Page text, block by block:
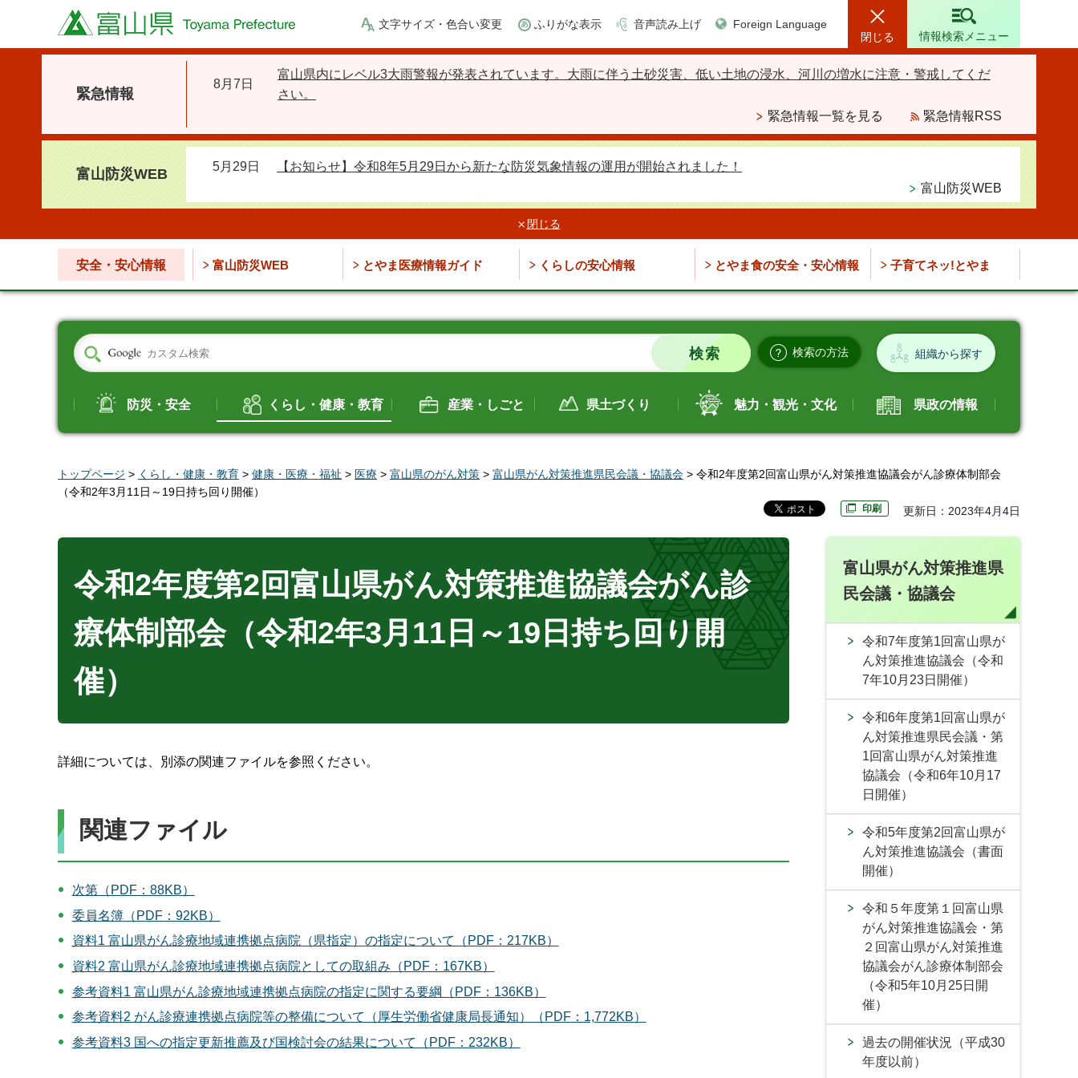
富山県 文字サイズ・色合い変更 ふりがな表示 音声読み上げ
Foreign Language
閉じる
情報検索メニュー
緊急情報
8月7日
富山県内にレベル3大雨警報が発表されています。大雨に伴う土砂災害、低い土地の浸水、河川の増水に注意・警戒してくだ
さい。
緊急情報一覧を見る
緊急情報RSS
富山防災WEB 5月29日
【お知らせ】令和8年5月29日から新たな防災気象情報の運用が開始されました！
富山防災WEB
閉じる
安全・安心情報 富山防災WEB とやま医療情報ガイド くらしの安心情報 とやま食の安全・安心情報 子育てネッ!とやま
検索の方法 組織から探す
防災・安全 くらし・健康・教育 産業・しごと 県土づくり 魅力・観光・文化 県政の情報
トップページ > くらし・健康・教育 > 健康・医療・福祉 > 医療 > 富山県のがん対策 > 富山県がん対策推進県民会議・協議会 > 令和2年度第2回富山県がん対策推進協議会がん診療体制部会
（令和2年3月11日～19日持ち回り開催）
印刷 更新日：2023年4月4日
令和2年度第2回富山県がん対策推進協議会がん診
療体制部会（令和2年3月11日～19日持ち回り開
催）
詳細については、別添の関連ファイルを参照ください。
関連ファイル
次第（PDF：88KB）
委員名簿（PDF：92KB）
資料1 富山県がん診療地域連携拠点病院（県指定）の指定について（PDF：217KB）
資料2 富山県がん診療地域連携拠点病院としての取組み（PDF：167KB）
参考資料1 富山県がん診療地域連携拠点病院の指定に関する要綱（PDF：136KB）
参考資料2 がん診療連携拠点病院等の整備について（厚生労働省健康局長通知）（PDF：1,772KB）
参考資料3 国への指定更新推薦及び国検討会の結果について（PDF：232KB）
富山県がん対策推進県
民会議・協議会
令和7年度第1回富山県が
ん対策推進協議会（令和
7年10月23日開催）
令和6年度第1回富山県が
ん対策推進県民会議・第
1回富山県がん対策推進
協議会（令和6年10月17
日開催）
令和5年度第2回富山県が
ん対策推進協議会（書面
開催）
令和５年度第１回富山県
がん対策推進協議会・第
２回富山県がん対策推進
協議会がん診療体制部会
（令和5年10月25日開
催）
過去の開催状況（平成30
年度以前）